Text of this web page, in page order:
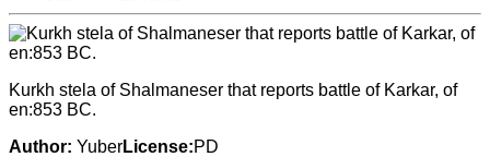
Kurkh stela of Shalmaneser that reports battle of Karkar, of
en:853 BC.
Author: YuberLicense:PD